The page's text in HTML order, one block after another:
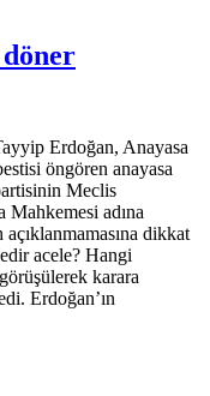
Erdoğan, Anayasa
öngören anayasa
Meclis
Mahkemesi adına
dikkat
acele? Hangi
karara
Erdoğan’ın